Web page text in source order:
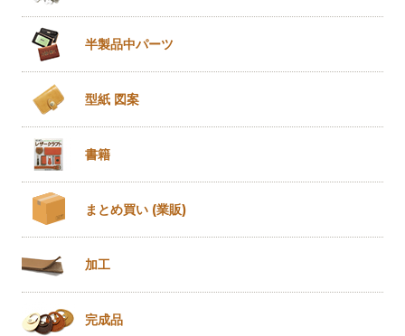
半製品中パーツ
型紙 図案
書籍
まとめ買い (業販)
加工
完成品